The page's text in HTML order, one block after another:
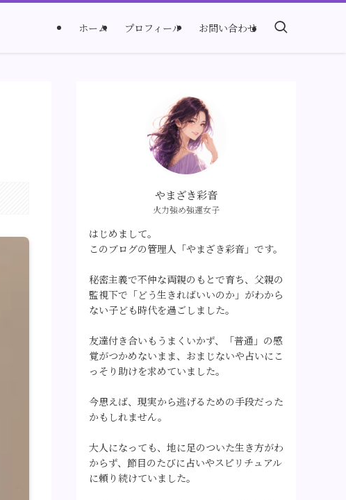
ホーム プロフィール お問い合わせ
やまざき彩音
火力強め強運女子
はじめまして。
このブログの管理人「やまざき彩音」です。
秘密主義で不仲な両親のもとで育ち、父親の
監視下で「どう生きればいいのか」がわから
ない子ども時代を過ごしました。
友達付き合いもうまくいかず、「普通」の感
覚がつかめないまま、おまじないや占いにこ
っそり助けを求めていました。
今思えば、現実から逃げるための手段だった
かもしれません。
大人になっても、地に足のついた生き方がわ
からず、節目のたびに占いやスピリチュアル
に頼り続けていました。